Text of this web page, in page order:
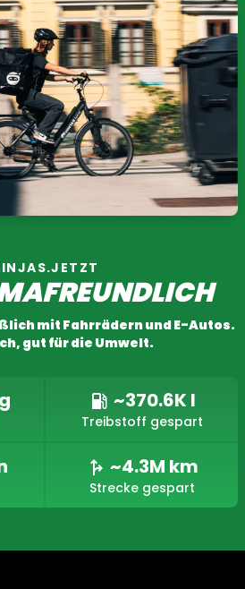
mit Fahrrädern und E-Autos.
gut für die Umwelt.
local_gas_station ~370.6K l
Treibstoff gespart
fork_right ~4.3M km
Strecke gespart